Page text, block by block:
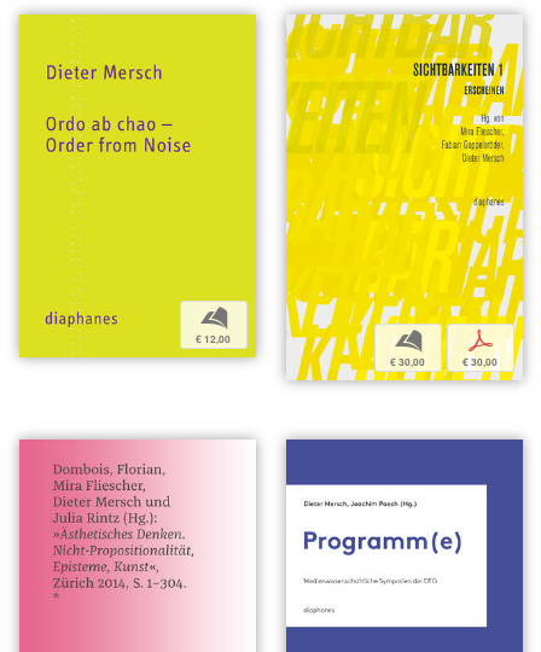
b
€ 12,00 b
€ 30,00
p
€ 30,00